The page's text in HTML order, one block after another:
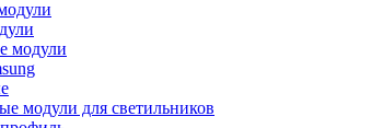
модули
модули для светильников